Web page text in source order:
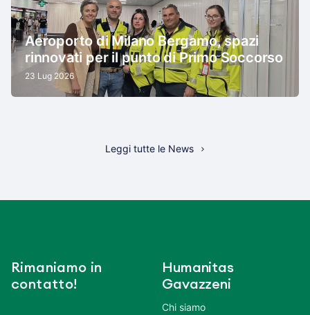
Aeroporto di Milano Bergamo, spazi
rinnovati per il punto di Primo Soccorso
23 Lug 2026
Leggi tutte le News
Rimaniamo in
contatto!
Humanitas
Gavazzeni
Chi siamo